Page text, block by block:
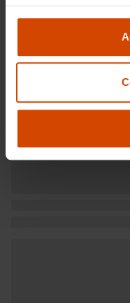
combustible
Consumo de
km (ciudad),
Wh/km
(urbano),
(combinado)
WLTP
Vehículos